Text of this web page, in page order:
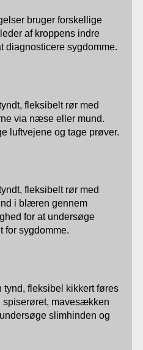
bruger forskellige
af kroppens indre
diagnosticere sygdomme.
fleksibelt rør med
via næse eller mund.
luftvejene og tage prøver.
fleksibelt rør med
i blæren gennem
for at undersøge
sygdomme.
fleksibel kikkert føres
spiserøret, mavesækken
slimhinden og